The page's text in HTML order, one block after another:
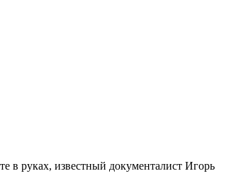
в руках, известный документалист Игорь